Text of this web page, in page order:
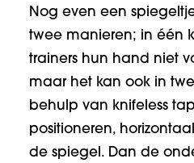
Nog even een
twee manieren; in één
trainers hun hand niet
maar het kan ook in
behulp van knifeless
positioneren,
de spiegel. Dan de